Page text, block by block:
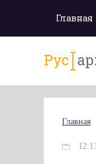
Главная
Рус
Главная